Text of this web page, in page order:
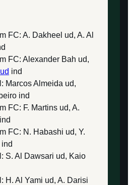
FC: A. Dakheel ud, A. Al
FC: Alexander Bah ud,
ind
Marcos Almeida ud,
ind
FC: F. Martins ud, A.
FC: N. Habashi ud, Y.
S. Al Dawsari ud, Kaio
H. Al Yami ud, A. Darisi